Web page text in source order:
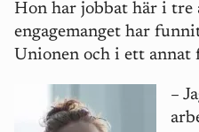
Hon har jobbat här i tre
engagemanget har
Unionen och i ett annat
–